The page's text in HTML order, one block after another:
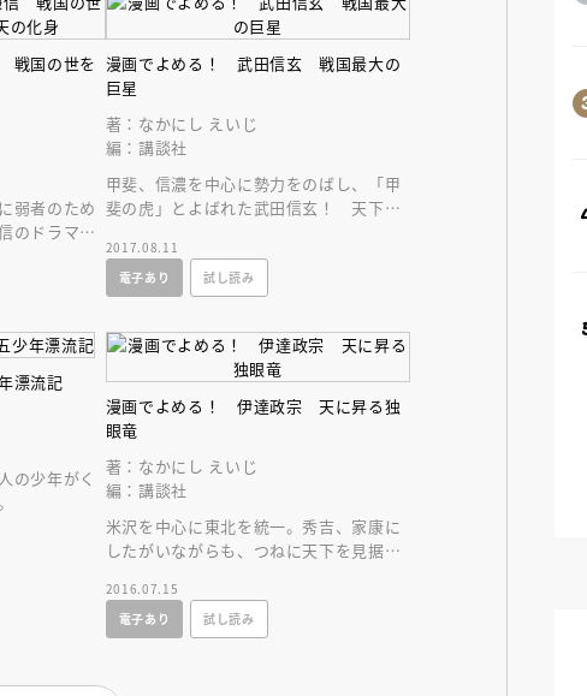
国の世を
弱者のため
のドラマチ
漫画でよめる！ 武田信玄 戦国最大の
巨星
著：なかにし えいじ
編：講談社
甲斐、信濃を中心に勢力をのばし、「甲
斐の虎」とよばれた武田信玄！ 天下を
ます。
2017.08.11
電子あり
試し読み
漂流記
の少年がく
漫画でよめる！ 伊達政宗 天に昇る独
眼竜
著：なかにし えいじ
編：講談社
米沢を中心に東北を統一。秀吉、家康に
したがいながらも、つねに天下を見据え
の生涯！
2016.07.15
電子あり
試し読み